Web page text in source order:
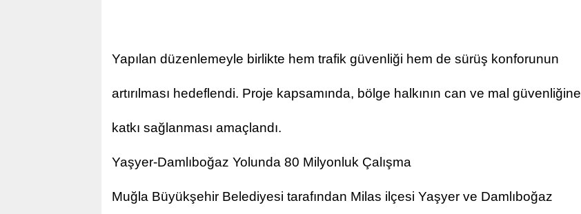
Yapılan düzenlemeyle birlikte hem trafik güvenliği hem de sürüş konforunun
artırılması hedeflendi. Proje kapsamında, bölge halkının can ve mal güvenliğine
katkı sağlanması amaçlandı.
Yaşyer-Damlıboğaz Yolunda 80 Milyonluk Çalışma
Muğla Büyükşehir Belediyesi tarafından Milas ilçesi Yaşyer ve Damlıboğaz